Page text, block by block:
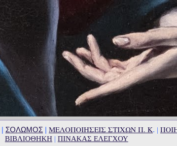
| ΣΟΛΩΜΟΣ | ΜΕΛΟΠΟΙΗΣΕΙΣ ΣΤΙΧΩΝ Π. Κ. |
ΒΙΒΛΙΟΘΗΚΗ | ΠΙΝΑΚΑΣ ΕΛΕΓΧΟΥ